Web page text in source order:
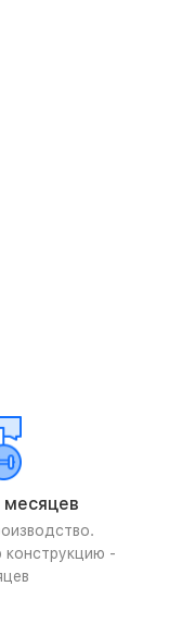
месяцев
конструкцию -